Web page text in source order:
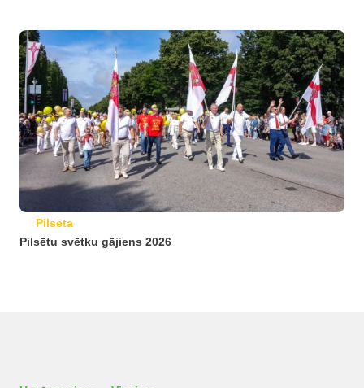
Pilsēta
Pilsētu svētku gājiens 2026